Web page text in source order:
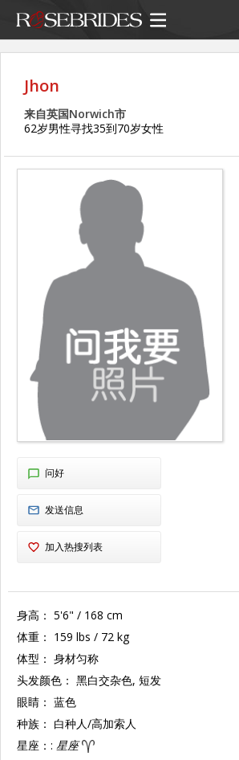
Jhon
来自英国Norwich市
62岁男性寻找35到70岁女性
问好
发送信息
加入热搜列表
身高： 5'6" / 168 cm
体重： 159 lbs / 72 kg
体型： 身材匀称
头发颜色： 黑白交杂色, 短发
眼睛： 蓝色
种族： 白种人/高加索人
星座：: 星座